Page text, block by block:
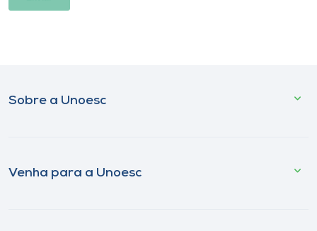
Sobre a Unoesc
Venha para a Unoesc